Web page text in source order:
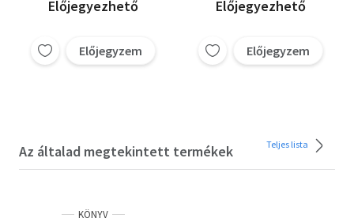
Előjegyezhető
Előjegyzem
Előjegyezhető
Előjegyzem
Az általad megtekintett termékek Teljes lista
KÖNYV